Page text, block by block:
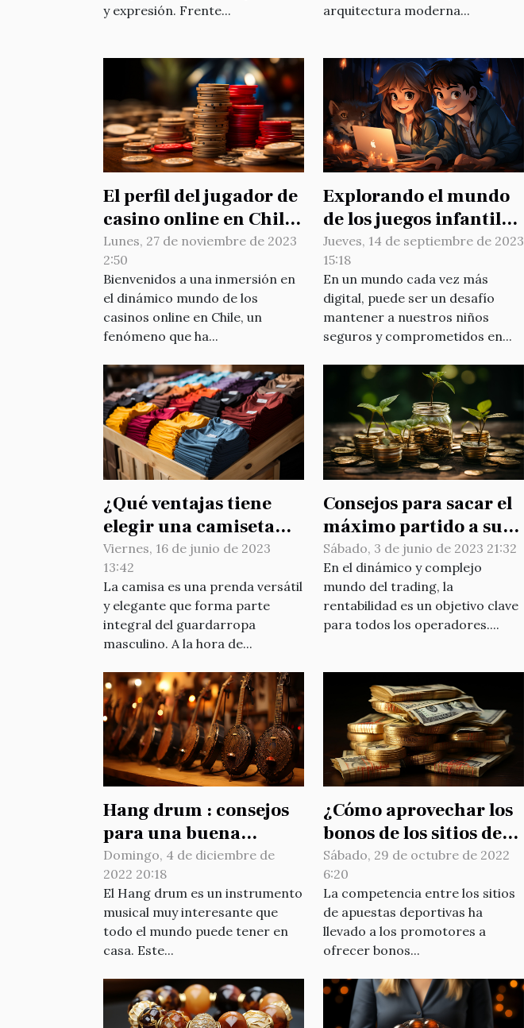
y expresión. Frente...
arquitectura moderna...
El perfil del jugador de
casino online en Chile:
Estadísticas y
tendencias
Lunes, 27 de noviembre de 2023
2:50
Bienvenidos a una inmersión en
el dinámico mundo de los
casinos online en Chile, un
fenómeno que ha...
Explorando el mundo
de los juegos infantiles
en línea: beneficios y
precauciones
Jueves, 14 de septiembre de 2023
15:18
En un mundo cada vez más
digital, puede ser un desafío
mantener a nuestros niños
seguros y comprometidos en...
¿Qué ventajas tiene
elegir una camiseta
chidomarque frente a
otras marcas ?
Viernes, 16 de junio de 2023
13:42
La camisa es una prenda versátil
y elegante que forma parte
integral del guardarropa
masculino. A la hora de...
Consejos para sacar el
máximo partido a su
inversión
Sábado, 3 de junio de 2023 21:32
En el dinámico y complejo
mundo del trading, la
rentabilidad es un objetivo clave
para todos los operadores....
Hang drum : consejos
para una buena
elección
Domingo, 4 de diciembre de
2022 20:18
El Hang drum es un instrumento
musical muy interesante que
todo el mundo puede tener en
casa. Este...
¿Cómo aprovechar los
bonos de los sitios de
apuestas deportivas?
Sábado, 29 de octubre de 2022
6:20
La competencia entre los sitios
de apuestas deportivas ha
llevado a los promotores a
ofrecer bonos...